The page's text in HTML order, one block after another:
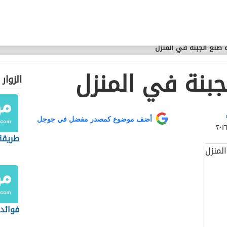
صنع الجبنة في المنزل
في المنزل
أضف موضوع كمصدر مفضل في جوجل